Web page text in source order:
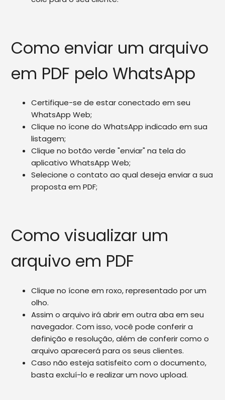
Como enviar um arquivo
em PDF pelo WhatsApp
Certifique-se de estar conectado em seu
WhatsApp Web;
Clique no ícone do WhatsApp indicado em sua
listagem;
Clique no botão verde "enviar" na tela do
aplicativo WhatsApp Web;
Selecione o contato ao qual deseja enviar a sua
proposta em PDF;
Como visualizar um
arquivo em PDF
Clique no ícone em roxo, representado por um
olho.
Assim o arquivo irá abrir em outra aba em seu
navegador. Com isso, você pode conferir a
definição e resolução, além de conferir como o
arquivo aparecerá para os seus clientes.
Caso não esteja satisfeito com o documento,
basta excluí-lo e realizar um novo upload.